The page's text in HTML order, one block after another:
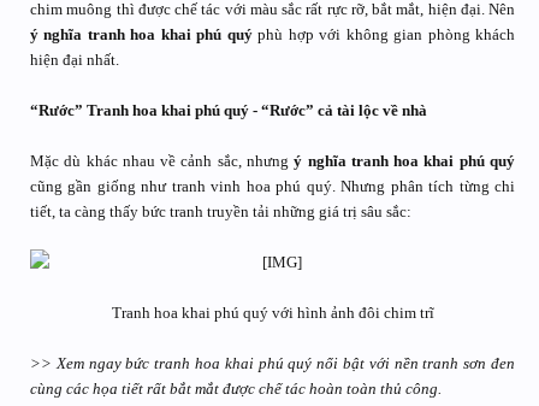
chim muông thì được chế tác với màu sắc rất rực rỡ, bắt mắt, hiện đại. Nên
ý nghĩa tranh hoa khai phú quýphù hợp với không gian phòng khách
hiện đại nhất.
“Rước” Tranh hoa khai phú quý - “Rước” cả tài lộc về nhà
Mặc dù khác nhau về cảnh sắc, nhưngý nghĩa tranh hoa khai phú quý
cũng gần giống như tranh vinh hoa phú quý. Nhưng phân tích từng chi
tiết, ta càng thấy bức tranh truyền tải những giá trị sâu sắc:
Tranh hoa khai phú quý với hình ảnh đôi chim trĩ​
>> Xem ngay bức tranh hoa khai phú quý nổi bật với nền tranh sơn đen
cùng các họa tiết rất bắt mắt được chế tác hoàn toàn thủ công.